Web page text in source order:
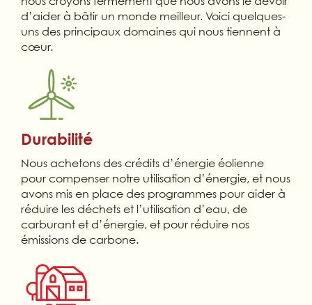
d’aider à bâtir un monde meilleur. Voici quelques-
uns des principaux domaines qui nous tiennent à
cœur.
Durabilité
Nous achetons des crédits d’énergie éolienne
pour compenser notre utilisation d’énergie, et nous
avons mis en place des programmes pour aider à
réduire les déchets et l’utilisation d’eau, de
carburant et d’énergie, et pour réduire nos
émissions de carbone.